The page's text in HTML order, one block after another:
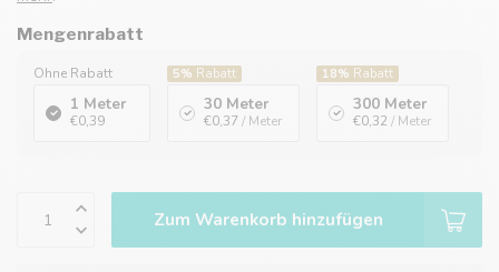
Mengenrabatt
Ohne Rabatt
1 Meter
€0,39
5% Rabatt
30 Meter
€0,37/ Meter
18% Rabatt
300 Meter
€0,32 / Meter
Zum Warenkorb hinzufügen